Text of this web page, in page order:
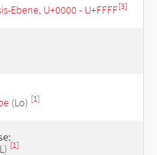
Ebene, U+0000 - U+FFFF[3]
(Lo) [1]
[1]